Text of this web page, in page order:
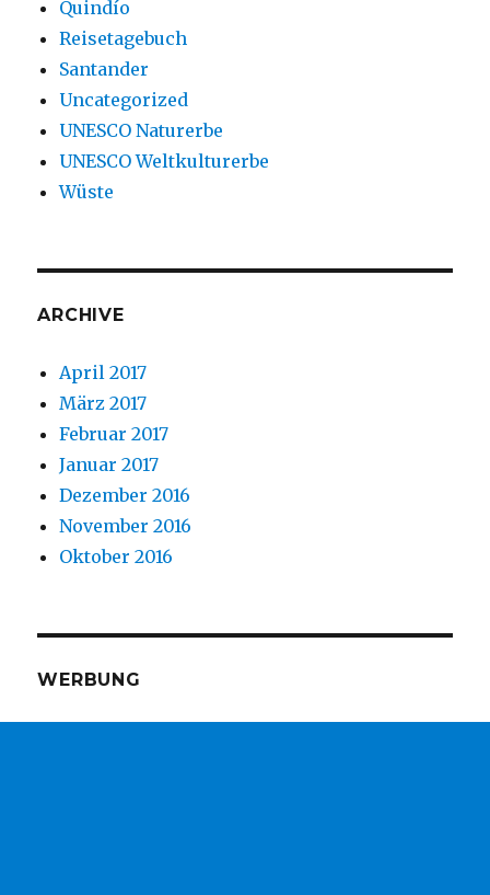
Quindío
Reisetagebuch
Santander
Uncategorized
UNESCO Naturerbe
UNESCO Weltkulturerbe
Wüste
ARCHIVE
April 2017
März 2017
Februar 2017
Januar 2017
Dezember 2016
November 2016
Oktober 2016
WERBUNG